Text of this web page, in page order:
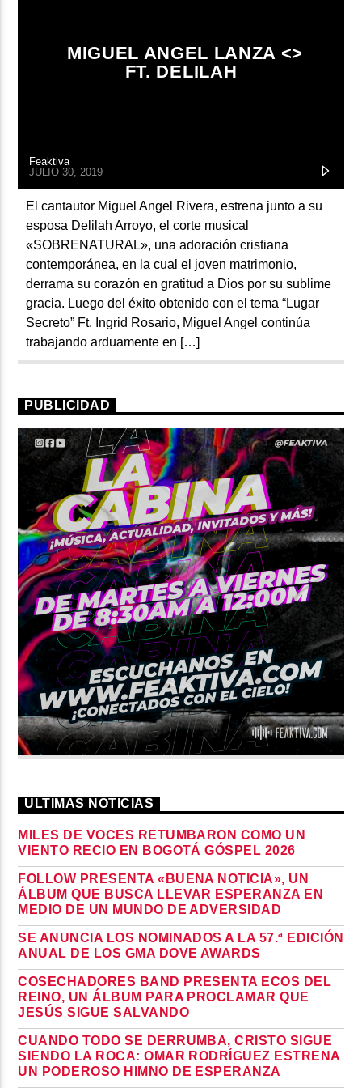
MIGUEL ANGEL LANZA <>
FT. DELILAH
Feaktiva
JULIO 30, 2019
El cantautor Miguel Angel Rivera, estrena junto a su
esposa Delilah Arroyo, el corte musical
«SOBRENATURAL», una adoración cristiana
contemporánea, en la cual el joven matrimonio,
derrama su corazón en gratitud a Dios por su sublime
gracia. Luego del éxito obtenido con el tema “Lugar
Secreto” Ft. Ingrid Rosario, Miguel Angel continúa
trabajando arduamente en […]
PUBLICIDAD
ÚLTIMAS NOTICIAS
MILES DE VOCES RETUMBARON COMO UN
VIENTO RECIO EN BOGOTÁ GÓSPEL 2026
FOLLOW PRESENTA «BUENA NOTICIA», UN
ÁLBUM QUE BUSCA LLEVAR ESPERANZA EN
MEDIO DE UN MUNDO DE ADVERSIDAD
SE ANUNCIA LOS NOMINADOS A LA 57.ª EDICIÓN
ANUAL DE LOS GMA DOVE AWARDS
COSECHADORES BAND PRESENTA ECOS DEL
REINO, UN ÁLBUM PARA PROCLAMAR QUE
JESÚS SIGUE SALVANDO
CUANDO TODO SE DERRUMBA, CRISTO SIGUE
SIENDO LA ROCA: OMAR RODRÍGUEZ ESTRENA
UN PODEROSO HIMNO DE ESPERANZA